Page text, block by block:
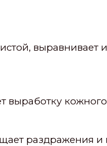
выравнивает
выработку
раздражения и